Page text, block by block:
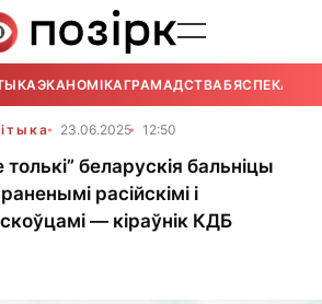
ЭКАНОМІКАГРАМАДСТВАБЯСПЕКА
23.06.2025 12:50
беларускія бальніцы
расійскімі і
— кіраўнік КДБ